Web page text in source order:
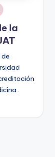
la
de